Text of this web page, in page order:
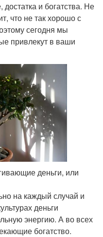
и богатства. Не
что не так хорошо с
сегодня мы
привлекут в ваши
деньги, или
на каждый случай и
деньги
энергию. А во всех
богатство.